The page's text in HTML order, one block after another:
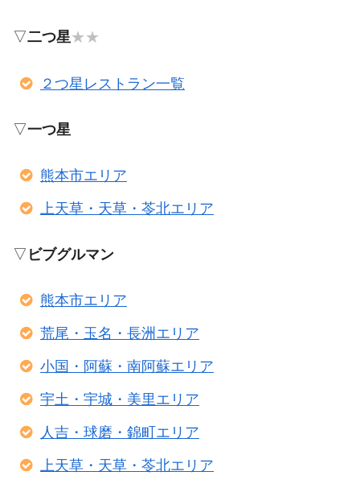
▽二つ星★★
２つ星レストラン一覧
▽一つ星
熊本市エリア
上天草・天草・苓北エリア
▽ ビブグルマン
熊本市エリア
荒尾・玉名・長洲エリア
小国・阿蘇・南阿蘇エリア
宇土・宇城・美里エリア
人吉・球磨・錦町エリア
上天草・天草・苓北エリア